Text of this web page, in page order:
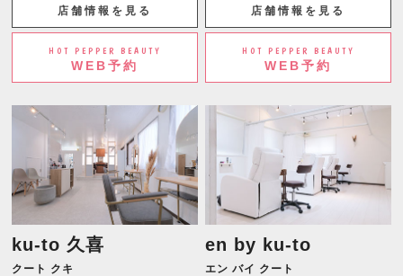
店舗情報を見る
HOT PEPPER BEAUTY
WEB予約
店舗情報を見る
HOT PEPPER BEAUTY
WEB予約
ku-to 久喜
クート クキ
en by ku-to
エン バイ クート